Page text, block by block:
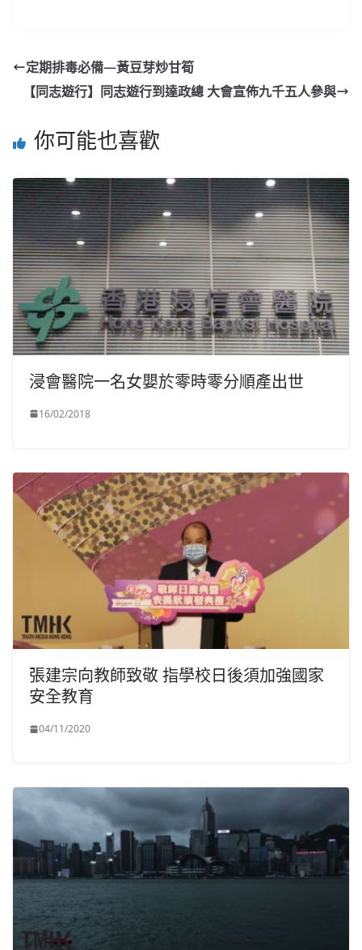
定期排毒必備—黃豆芽炒甘筍
【同志遊行】同志遊行到達政總 大會宣佈九千五人參與
你可能也喜歡
浸會醫院一名女嬰於零時零分順產出世
16/02/2018
張建宗向教師致敬 指學校日後須加強國家
安全教育
04/11/2020